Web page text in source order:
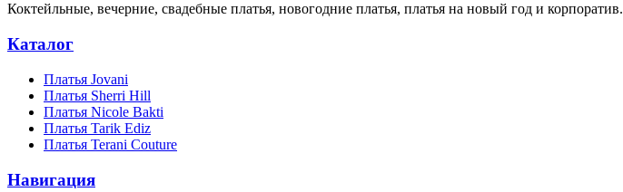
Коктейльные, вечерние, свадебные платья, новогодние платья, платья на новый год и корпоратив.
Каталог
Платья Jovani
Платья Sherri Hill
Платья Nicole Bakti
Платья Tarik Ediz
Платья Terani Couture
Навигация